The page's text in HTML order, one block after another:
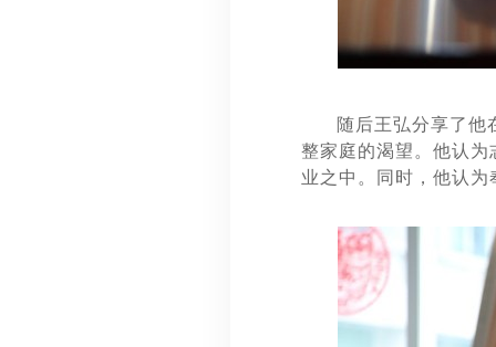
随后王弘分享了他
整家庭的渴望。他认
业之中。同时，他认